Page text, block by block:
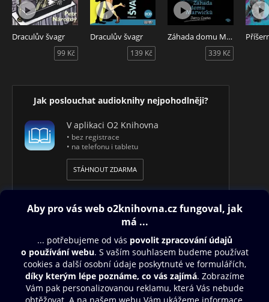
Draculův švagr
99 Kč
Draculův švagr
139 Kč
Záhada domu Marwicků
339 Kč
Jak poslouchat audioknihy nejpohodlněji?
V aplikaci O2 Knihovna
• bez registrace
• na telefonu i tabletu
STÁHNOUT ZDARMA
Obsah ke stažení
Moje O2 Knihovna
Další zábava